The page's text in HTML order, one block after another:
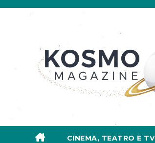
Salta
CINEMA, TEATRO E TV